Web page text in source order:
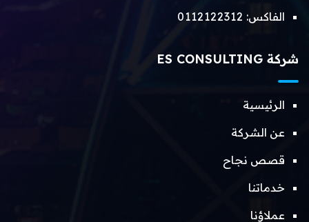
الفاكس: 0112122312
شركة ES CONSULTING
الرئيسية
عن الشركة
قصص نجاح
خدماتنا
عملاؤنا